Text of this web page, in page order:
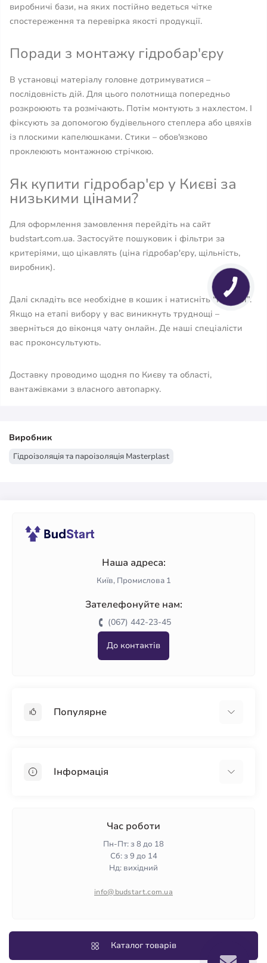
виробничі бази, на яких постійно ведеться чітке
спостереження та перевірка якості продукції.
Поради з монтажу гідробар'єру
В установці матеріалу головне дотримуватися –
послідовність дій. Для цього полотнища попередньо
розкроюють та розмічають. Потім монтують з нахлестом. І
фіксують за допомогою будівельного степлера або цвяхів
із плоскими капелюшками. Стики – обов'язково
проклеюють монтажною стрічкою.
Як купити гідробар'єр у Києві за
низькими цінами?
Для оформлення замовлення перейдіть на сайт
budstart.com.ua. Застосуйте пошуковик і фільтри за
критеріями, що цікавлять (ціна гідробар'єру, щільність,
виробник).
Далі складіть все необхідне в кошик і натисніть “Купити”.
Якщо на етапі вибору у вас виникнуть труднощі –
зверніться до віконця чату онлайн. Де наші спеціалісти
вас проконсультують.
Доставку проводимо щодня по Києву та області,
вантажівками з власного автопарку.
Виробник
Гідроізоляція та пароізоляція Masterplast
Наша адреса:
Київ, Промислова 1
Зателефонуйте нам:
(067) 442-23-45
До контактів
Популярне
ПінопластІнформація
Гарантія та повернення
Політика конфіденційності
Час роботи
Пн-Пт: з 8 до 18
Сб: з 9 до 14
Нд: вихідний
info@budstart.com.ua
Каталог товарів